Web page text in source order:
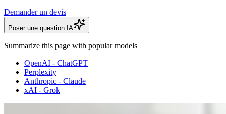
Demander un devis
Poser une question IA
Summarize this page with popular models
OpenAI - ChatGPT
Perplexity
Anthropic - Claude
xAI - Grok